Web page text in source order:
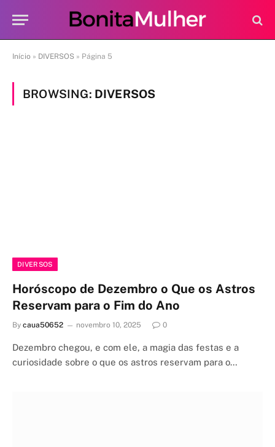
Início » DIVERSOS » Página 5
BROWSING: DIVERSOS
DIVERSOS
Horóscopo de Dezembro o Que os Astros
Reservam para o Fim do Ano
By caua50652 novembro 10, 2025 0
Dezembro chegou, e com ele, a magia das festas e a
curiosidade sobre o que os astros reservam para o…